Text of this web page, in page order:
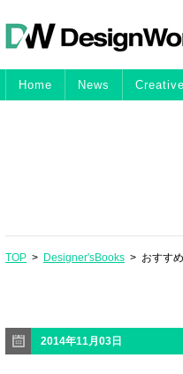
Home News Creative
TOP > Designer'sBooks > おすす
2014年11月03日